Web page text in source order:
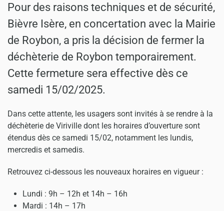
Pour des raisons techniques et de sécurité,
Bièvre Isère, en concertation avec la Mairie
de Roybon, a pris la décision de fermer la
déchèterie de Roybon temporairement.
Cette fermeture sera effective dès ce
samedi 15/02/2025.
Dans cette attente, les usagers sont invités à se rendre à la
déchèterie de Viriville dont les horaires d’ouverture sont
étendus dès ce samedi 15/02, notamment les lundis,
mercredis et samedis.
Retrouvez ci-dessous les nouveaux horaires en vigueur :
Lundi : 9h – 12h et 14h – 16h
Mardi : 14h – 17h